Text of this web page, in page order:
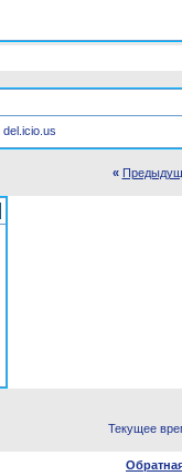
del.icio.us
«
Текущее